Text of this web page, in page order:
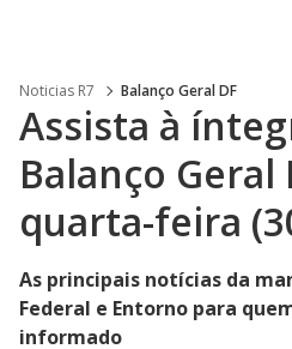
Noticias R7 Balanço Geral DF
Assista à
Balanço Geral
quarta-feira
As principais notícias da
Federal e Entorno para
informado